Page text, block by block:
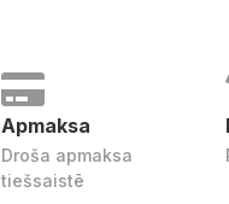
Apmaksa
Droša apmaksa
tiešsaistē